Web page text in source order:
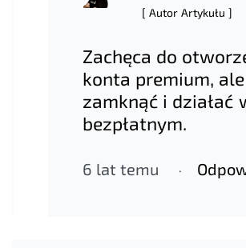
[ Autor Artykułu ]
Zachęca do
konta premium,
zamknąć i działać
bezpłatnym.
6 lat temu